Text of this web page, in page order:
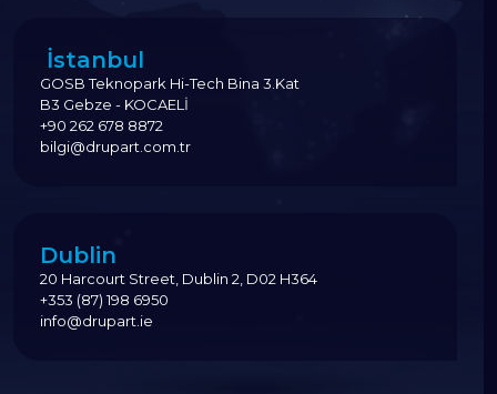
İstanbul
GOSB Teknopark Hi-Tech Bina 3.Kat
B3 Gebze - KOCAELİ
+90 262 678 8872
bilgi@drupart.com.tr
Dublin
20 Harcourt Street, Dublin 2, D02 H364
+353 (87) 198 6950
info@drupart.ie